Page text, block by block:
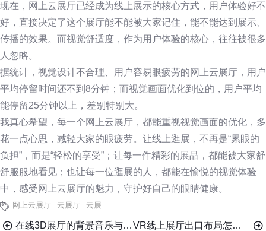
现在，网上云展厅已经成为线上展示的核心方式，用户体验好不
好，直接决定了这个展厅能不能被大家记住，能不能达到展示、
传播的效果。而视觉舒适度，作为用户体验的核心，往往被很多
人忽略。
据统计，视觉设计不合理、用户容易眼疲劳的网上云展厅，用户
平均停留时间还不到8分钟；而视觉画面优化到位的，用户平均
能停留25分钟以上，差别特别大。
我真心希望，每一个网上云展厅，都能重视视觉画面的优化，多
花一点心思，减轻大家的眼疲劳。让线上逛展，不再是“累眼的
负担”，而是“轻松的享受”；让每一件精彩的展品，都能被大家舒
舒服服地看见；也让每一位逛展的人，都能在愉悦的视觉体验
中，感受网上云展厅的魅力，守护好自己的眼睛健康。
网上云展厅 云展厅 云展
在线3D展厅的背景音乐与空间布局怎样协同增效？ VR线上展厅出口布局怎样引导观众完成留资转化？